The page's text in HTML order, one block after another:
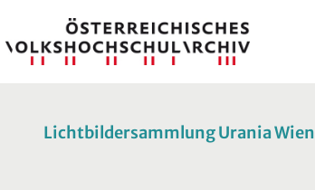
Lichtbildersammlung Urania Wien